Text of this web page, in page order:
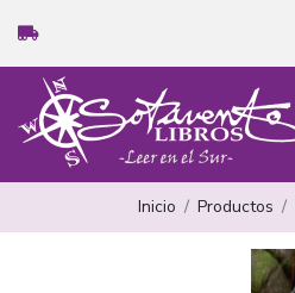
Inicio Productos